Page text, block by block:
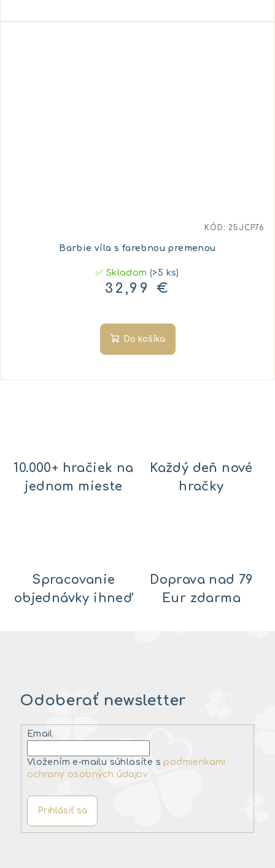
Barbie víla s farebnou premenou
✅ Skladom(>5 ks)
32,99 €
Do košíka
KÓD: 25JCP76
10.000+ hračiek na
jednom mieste
Každý deň nové
hračky
Spracovanie
objednávky ihneď
Doprava nad 79
Eur zdarma
Odoberať newsletter
Email
Vložením e-mailu súhlasíte s podmienkami
ochrany osobných údajov
Prihlásiť sa